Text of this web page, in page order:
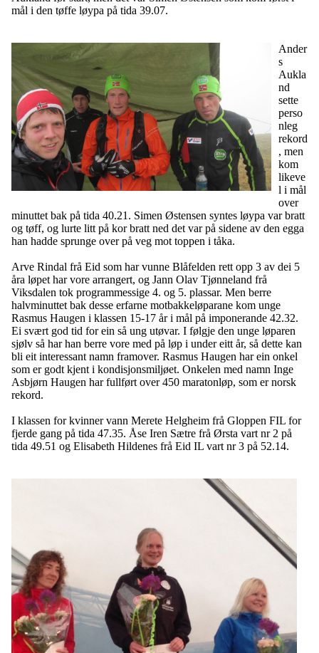
mål i den tøffe løypa på tida 39.07.
Ander
s
Aukla
nd
sette
perso
nleg
rekord
, men
kom
likeve
l i mål
over
minuttet bak på tida 40.21. Simen Østensen syntes løypa var bratt
og tøff, og lurte litt på kor bratt ned det var på sidene av den egga
han hadde sprunge over på veg mot toppen i tåka.
Arve Rindal frå Eid som har vunne Blåfelden rett opp 3 av dei 5
åra løpet har vore arrangert, og Jann Olav Tjønneland frå
Viksdalen tok programmessige 4. og 5. plassar. Men berre
halvminuttet bak desse erfarne motbakkeløparane kom unge
Rasmus Haugen i klassen 15-17 år i mål på imponerande 42.32.
Ei svært god tid for ein så ung utøvar. I følgje den unge løparen
sjølv så har han berre vore med på løp i under eitt år, så dette kan
bli eit interessant namn framover. Rasmus Haugen har ein onkel
som er godt kjent i kondisjonsmiljøet. Onkelen med namn Inge
Asbjørn Haugen har fullført over 450 maratonløp, som er norsk
rekord.
I klassen for kvinner vann Merete Helgheim frå Gloppen FIL for
fjerde gang på tida 47.35. Åse Iren Sætre frå Ørsta vart nr 2 på
tida 49.51 og Elisabeth Hildenes frå Eid IL vart nr 3 på 52.14.